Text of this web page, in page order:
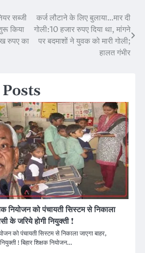
सब्जी
किया
रुपए का
कर्ज लौटाने के लिए बुलाया…मार दी
गोली:10 हजार रुपए दिया था, मांगने
पर बदमाशों ने युवक को मारी गोली;
हालत गंभीर
नियोजन को पंचायती सिस्टम से निकाला
के जरिये होगी नियुक्ती !
को पंचायती सिस्टम से निकाला जाएगा बाहर,
! बिहार शिक्षक नियोजन…